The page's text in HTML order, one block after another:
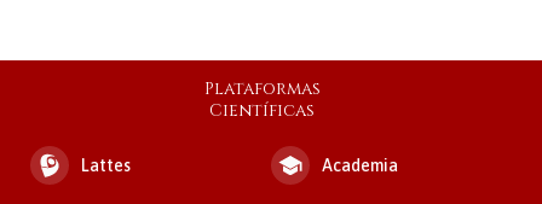
Plataformas
Científicas
Lattes Academia